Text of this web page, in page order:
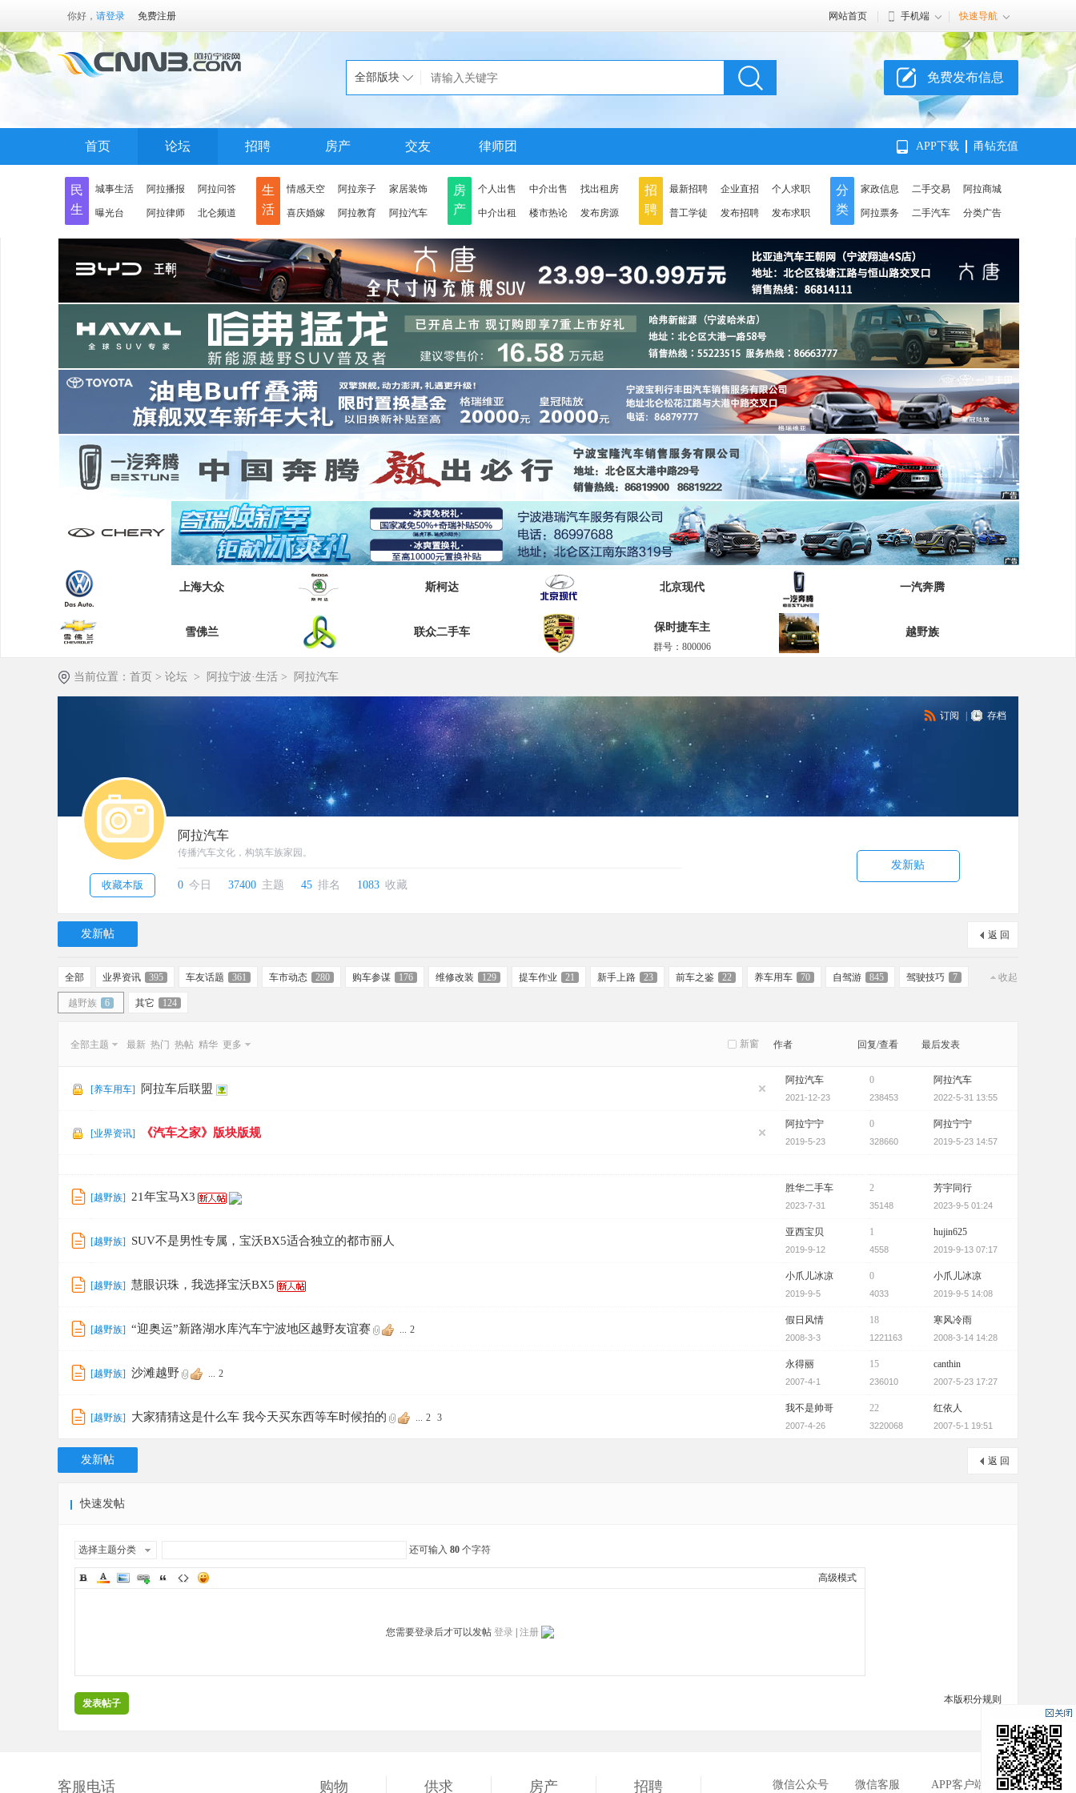
你好， 请登录 免费注册 网站首页 手机端 快速导航
全部版块 免费发布信息
首页 论坛 招聘 房产 交友 律师团 APP下载 甬钻充值
民
生
城事生活 阿拉播报 阿拉问答
曝光台 阿拉律师 北仑频道
生
活
情感天空 阿拉亲子 家居装饰
喜庆婚嫁 阿拉教育 阿拉汽车
房
产
个人出售 中介出售 找出租房
中介出租 楼市热论 发布房源
招
聘
最新招聘 企业直招 个人求职
普工学徒 发布招聘 发布求职
分
类
家政信息 二手交易 阿拉商城
阿拉票务 二手汽车 分类广告
上海大众 斯柯达 北京现代 一汽奔腾
雪佛兰 联众二手车 保时捷车主
群号：800006
越野族
当前位置： 首页 > 论坛 > 阿拉宁波·生活 > 阿拉汽车
订阅 存档
收藏本版
阿拉汽车
传播汽车文化，构筑车族家园。
0 今日 37400 主题 45 排名 1083 收藏
发新贴
返 回
发新帖
收起
全部 业界资讯 395 车友话题 361 车市动态 280 购车参谋 176 维修改装 129 提车作业 21 新手上路 23 前车之鉴 22 养车用车 70 自驾游 845 驾驶技巧 7
越野族 6 其它 124
新窗
全部主题 最新 热门 热帖 精华 更多 作者 回复/查看 最后发表
[养车用车] 阿拉车后联盟
阿拉汽车
2021-12-23
0
238453
阿拉汽车
2022-5-31 13:55
[业界资讯] 《汽车之家》版块版规
阿拉宁宁
2019-5-23
0
328660
阿拉宁宁
2019-5-23 14:57
[越野族] 21年宝马X3
胜华二手车
2023-7-31
2
35148
芳宇同行
2023-9-5 01:24
[越野族] SUV不是男性专属，宝沃BX5适合独立的都市丽人
亚西宝贝
2019-9-12
1
4558
hujin625
2019-9-13 07:17
[越野族] 慧眼识珠，我选择宝沃BX5
小爪儿冰凉
2019-9-5
0
4033
小爪儿冰凉
2019-9-5 14:08
[越野族] “迎奥运”新路湖水库汽车宁波地区越野友谊赛 ... 2
假日风情
2008-3-3
18
1221163
寒风冷雨
2008-3-14 14:28
[越野族] 沙滩越野 ... 2
永得丽
2007-4-1
15
236010
canthin
2007-5-23 17:27
[越野族] 大家猜猜这是什么车 我今天买东西等车时候拍的 ... 2 3
我不是帅哥
2007-4-26
22
3220068
红依人
2007-5-1 19:51
返 回
发新帖
快速发帖
选择主题分类 还可输入 80 个字符
高级模式
您需要登录后才可以发帖 登录 注册
本版积分规则
发表帖子
客服电话 购物 供求 房产 招聘 微信公众号 微信客服 APP客户端